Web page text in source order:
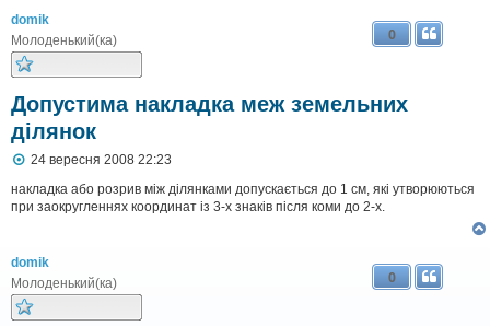
domik
Молоденький(ка)
Допустима накладка меж земельних
ділянок
0
П
в
і
л
е
н
н
24 вересня 2008 22:23
накладка або розрив між ділянками допускається до 1 см, які утворюються
при заокругленнях координат із 3-х знаків після коми до 2-х.
domik
Молоденький(ка)
0